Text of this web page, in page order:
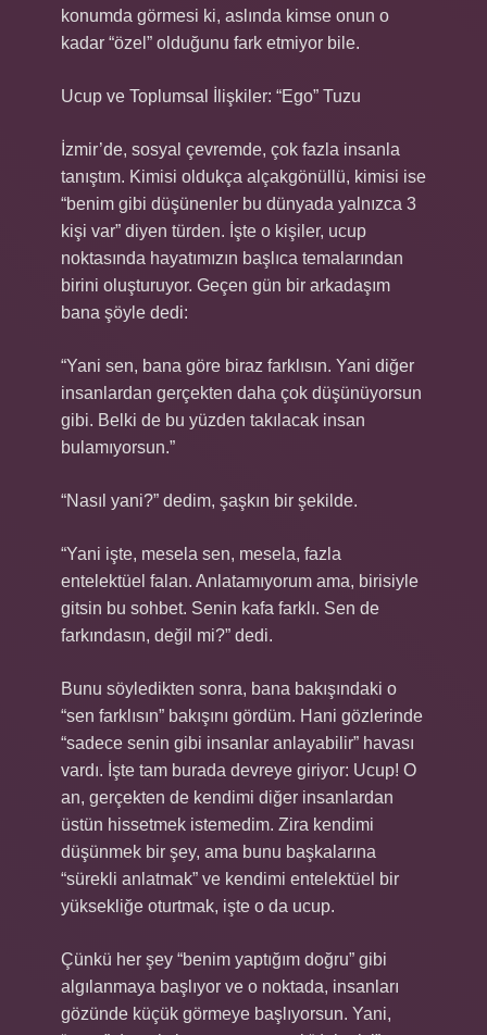
konumda görmesi ki, aslında kimse onun o
kadar “özel” olduğunu fark etmiyor bile.
Ucup ve Toplumsal İlişkiler: “Ego” Tuzu
İzmir’de, sosyal çevremde, çok fazla insanla
tanıştım. Kimisi oldukça alçakgönüllü, kimisi ise
“benim gibi düşünenler bu dünyada yalnızca 3
kişi var” diyen türden. İşte o kişiler, ucup
noktasında hayatımızın başlıca temalarından
birini oluşturuyor. Geçen gün bir arkadaşım
bana şöyle dedi:
“Yani sen, bana göre biraz farklısın. Yani diğer
insanlardan gerçekten daha çok düşünüyorsun
gibi. Belki de bu yüzden takılacak insan
bulamıyorsun.”
“Nasıl yani?” dedim, şaşkın bir şekilde.
“Yani işte, mesela sen, mesela, fazla
entelektüel falan. Anlatamıyorum ama, birisiyle
gitsin bu sohbet. Senin kafa farklı. Sen de
farkındasın, değil mi?” dedi.
Bunu söyledikten sonra, bana bakışındaki o
“sen farklısın” bakışını gördüm. Hani gözlerinde
“sadece senin gibi insanlar anlayabilir” havası
vardı. İşte tam burada devreye giriyor: Ucup! O
an, gerçekten de kendimi diğer insanlardan
üstün hissetmek istemedim. Zira kendimi
düşünmek bir şey, ama bunu başkalarına
“sürekli anlatmak” ve kendimi entelektüel bir
yüksekliğe oturtmak, işte o da ucup.
Çünkü her şey “benim yaptığım doğru” gibi
algılanmaya başlıyor ve o noktada, insanları
gözünde küçük görmeye başlıyorsun. Yani,